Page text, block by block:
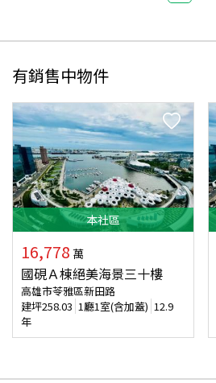
有銷售中物件
本社區
16,778 萬
國硯Ａ棟絕美海景三十樓
高雄市苓雅區新田路
建坪258.03 1廳1室(含加蓋) 12.9
年